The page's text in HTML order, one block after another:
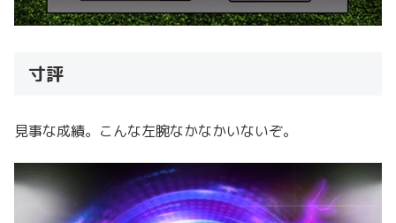
寸評
見事な成績。こんな左腕なかなかいないぞ。